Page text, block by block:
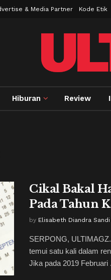
& Media Partner Kode Etik
Hiburan Review
Cikal Bakal
Pada Tahun
by Elisabeth Diandra Sandi
SERPONG,
temui satu kali dalam
Jika pada 2019 Februari